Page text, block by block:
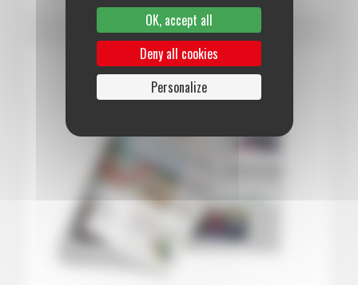
OK, accept all
Deny all cookies
Personalize